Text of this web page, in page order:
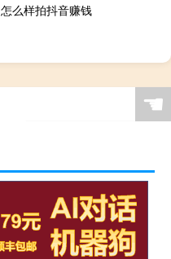
怎么样拍抖音赚钱
☚